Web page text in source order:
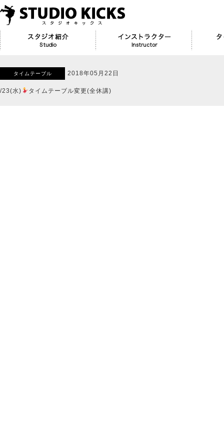
タイムテーブル 2018年05月22日
/23(水) タイムテーブル変更(全休講)